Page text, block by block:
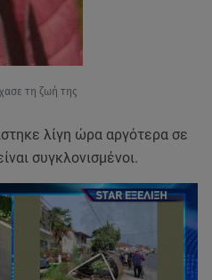
τη ζωή της
λίγη ώρα αργότερα σε
συγκλονισμένοι.